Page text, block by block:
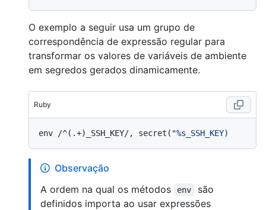
O exemplo a seguir usa um grupo de
correspondência de expressão regular para
transformar os valores de variáveis de ambiente
em segredos gerados dinamicamente.
Ruby
env /^(.+)_SSH_KEY/, secret(
Observação
A ordem na qual os métodos
env
são
definidos importa ao usar expressões